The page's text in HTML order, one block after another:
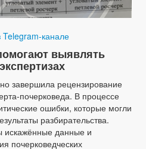
канале
выявлять
завершила рецензирование
почерковеда. В процессе
ошибки, которые могли
разбирательства.
искажённые данные и
почерковедческих